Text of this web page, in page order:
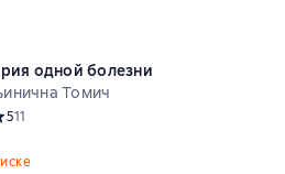
одной болезни
Томич
рейтинг 5 на основе 11 оценок
511